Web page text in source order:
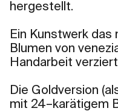
hergestellt.
Ein Kunstwerk das
Blumen von
Handarbeit
Die Goldversion
mit 24–karätigem